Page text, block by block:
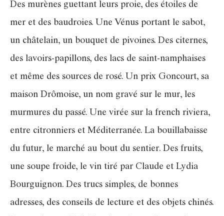
Des murènes guettant leurs proie, des étoiles de
mer et des baudroies. Une Vénus portant le sabot,
un châtelain, un bouquet de pivoines. Des citernes,
des lavoirs-papillons, des lacs de saint-namphaises
et même des sources de rosé. Un prix Goncourt, sa
maison Drômoise, un nom gravé sur le mur, les
murmures du passé. Une virée sur la french riviera,
entre citronniers et Méditerranée. La bouillabaisse
du futur, le marché au bout du sentier. Des fruits,
une soupe froide, le vin tiré par Claude et Lydia
Bourguignon. Des trucs simples, de bonnes
adresses, des conseils de lecture et des objets chinés.